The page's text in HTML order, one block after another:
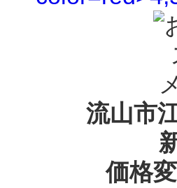
流山市
価格